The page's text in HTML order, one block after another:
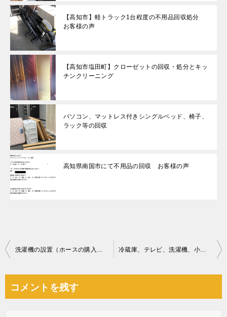
【高知市】軽トラック1台程度の不用品回収処分
お客様の声
【高知市塩田町】クローゼットの回収・処分とキッ
チンクリーニング
パソコン、マットレス付きシングルベッド、椅子、
ラック等の回収
高知県南国市にて不用品の回収 お客様の声
投
ビ
洗濯機の設置（ホースの購入）作業ご依頼 お客様の声 冷蔵庫、テレビ、洗濯機、小型家電等の回収・処分ご依頼 お客様の声
コメントを残す